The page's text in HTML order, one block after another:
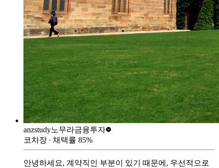
anzstudy노무라금융투자
코차장 ∙ 채택률 85%
안녕하세요, 계약직인 부분이 있기 때문에, 우선적으로